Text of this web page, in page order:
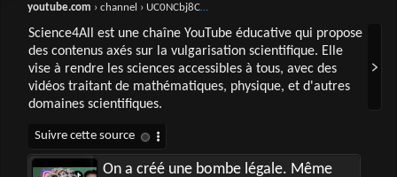
youtube.com › channel › UC0NCbj8CxzeCGIF6sODJ-7A
Science4All est une chaîne YouTube éducative qui propose
des contenus axés sur la vulgarisation scientifique. Elle
vise à rendre les sciences accessibles à tous, avec des
vidéos traitant de mathématiques, physique, et d'autres
domaines scientifiques.
On a créé une bombe légale. Même